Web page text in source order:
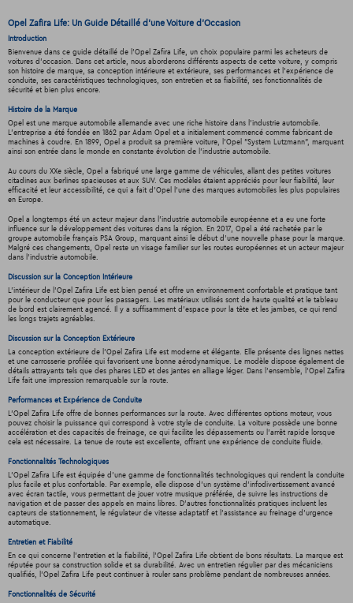
Opel Zafira Life: Un Guide Détaillé d'une Voiture d'Occasion
Introduction
Bienvenue dans ce guide détaillé de l'Opel Zafira Life, un choix populaire parmi les acheteurs de
voitures d'occasion. Dans cet article, nous aborderons différents aspects de cette voiture, y compris
son histoire de marque, sa conception intérieure et extérieure, ses performances et l'expérience de
conduite, ses caractéristiques technologiques, son entretien et sa fiabilité, ses fonctionnalités de
sécurité et bien plus encore.
Histoire de la Marque
Opel est une marque automobile allemande avec une riche histoire dans l'industrie automobile.
L'entreprise a été fondée en 1862 par Adam Opel et a initialement commencé comme fabricant de
machines à coudre. En 1899, Opel a produit sa première voiture, l'Opel "System Lutzmann", marquant
ainsi son entrée dans le monde en constante évolution de l'industrie automobile.
Au cours du XXe siècle, Opel a fabriqué une large gamme de véhicules, allant des petites voitures
citadines aux berlines spacieuses et aux SUV. Ces modèles étaient appréciés pour leur fiabilité, leur
efficacité et leur accessibilité, ce qui a fait d'Opel l'une des marques automobiles les plus populaires
en Europe.
Opel a longtemps été un acteur majeur dans l'industrie automobile européenne et a eu une forte
influence sur le développement des voitures dans la région. En 2017, Opel a été rachetée par le
groupe automobile français PSA Group, marquant ainsi le début d'une nouvelle phase pour la marque.
Malgré ces changements, Opel reste un visage familier sur les routes européennes et un acteur majeur
dans l'industrie automobile.
Discussion sur la Conception Intérieure
L'intérieur de l'Opel Zafira Life est bien pensé et offre un environnement confortable et pratique tant
pour le conducteur que pour les passagers. Les matériaux utilisés sont de haute qualité et le tableau
de bord est clairement agencé. Il y a suffisamment d'espace pour la tête et les jambes, ce qui rend
les longs trajets agréables.
Discussion sur la Conception Extérieure
La conception extérieure de l'Opel Zafira Life est moderne et élégante. Elle présente des lignes nettes
et une carrosserie profilée qui favorisent une bonne aérodynamique. Le modèle dispose également de
détails attrayants tels que des phares LED et des jantes en alliage léger. Dans l'ensemble, l'Opel Zafira
Life fait une impression remarquable sur la route.
Performances et Expérience de Conduite
L'Opel Zafira Life offre de bonnes performances sur la route. Avec différentes options moteur, vous
pouvez choisir la puissance qui correspond à votre style de conduite. La voiture possède une bonne
accélération et des capacités de freinage, ce qui facilite les dépassements ou l'arrêt rapide lorsque
cela est nécessaire. La tenue de route est excellente, offrant une expérience de conduite fluide.
Fonctionnalités Technologiques
L'Opel Zafira Life est équipée d'une gamme de fonctionnalités technologiques qui rendent la conduite
plus facile et plus confortable. Par exemple, elle dispose d'un système d'infodivertissement avancé
avec écran tactile, vous permettant de jouer votre musique préférée, de suivre les instructions de
navigation et de passer des appels en mains libres. D'autres fonctionnalités pratiques incluent les
capteurs de stationnement, le régulateur de vitesse adaptatif et l'assistance au freinage d'urgence
automatique.
Entretien et Fiabilité
En ce qui concerne l'entretien et la fiabilité, l'Opel Zafira Life obtient de bons résultats. La marque est
réputée pour sa construction solide et sa durabilité. Avec un entretien régulier par des mécaniciens
qualifiés, l'Opel Zafira Life peut continuer à rouler sans problème pendant de nombreuses années.
Fonctionnalités de Sécurité